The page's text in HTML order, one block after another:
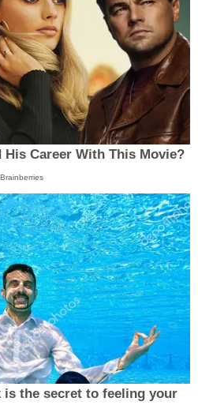
His Career With This Movie?
Brainberries
the secret to feeling your